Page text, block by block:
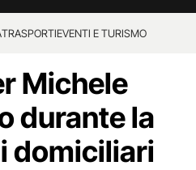
TRASPORTIEVENTI E TURISMO
Michele
durante la
domiciliari